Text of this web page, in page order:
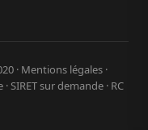
· Mentions légales·
· SIRET sur demande · RC